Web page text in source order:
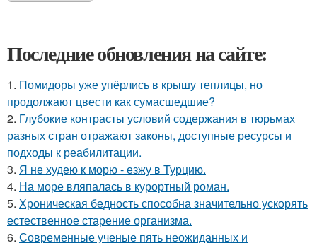
Последние обновления на сайте:
1. Помидоры уже упёрлись в крышу теплицы, но
продолжают цвести как сумасшедшие?
2. Глубокие контрасты условий содержания в тюрьмах
разных стран отражают законы, доступные ресурсы и
подходы к реабилитации.
3. Я не худею к морю - езжу в Турцию.
4. На море вляпалась в курортный роман.
5. Хроническая бедность способна значительно ускорять
естественное старение организма.
6. Современные ученые пять неожиданных и